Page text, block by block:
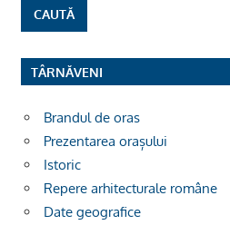
TÂRNĂVENI
Brandul de oras
Prezentarea orașului
Istoric
Repere arhitecturale române
Date geografice